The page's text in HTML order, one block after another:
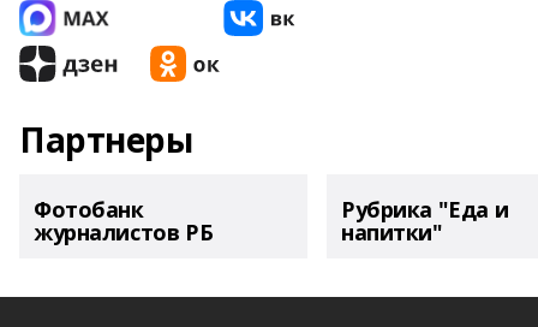
Партнеры
Фотобанк
журналистов РБ
Рубрика "Еда и
напитки"